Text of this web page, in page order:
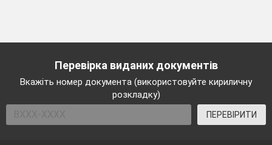
Перевірка виданих документів
Вкажіть номер документа (використовуйте кириличну
розкладку)
ПЕРЕВІРИТИ